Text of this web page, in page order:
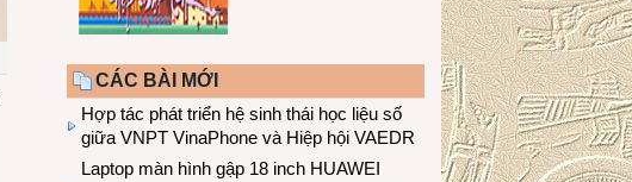
CÁC BÀI MỚI
Hợp tác phát triển hệ sinh thái học liệu số
giữa VNPT VinaPhone và Hiệp hội VAEDR
Laptop màn hình gập 18 inch HUAWEI